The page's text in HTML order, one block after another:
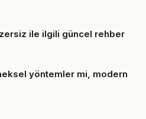
ile ilgili güncel rehber
yöntemler mi, modern